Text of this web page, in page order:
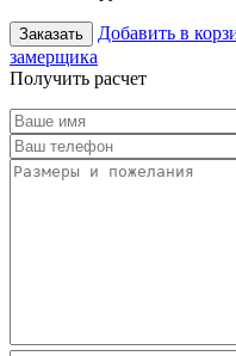
Заказать Добавить в
замерщика
Получить расчет